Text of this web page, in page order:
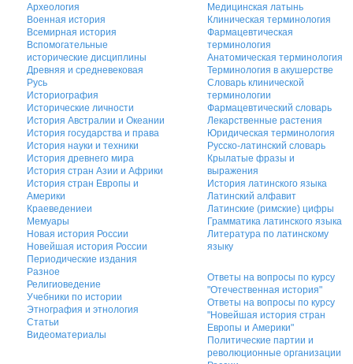
Археология
Военная история
Всемирная история
Вспомогательные
исторические дисциплины
Древняя и средневековая
Русь
Историография
Исторические личности
История Австралии и Океании
История государства и права
История науки и техники
История древнего мира
История стран Азии и Африки
История стран Европы и
Америки
Краеведениеи
Мемуары
Новая история России
Новейшая история России
Периодические издания
Разное
Религиоведение
Учебники по истории
Этнография и этнология
Статьи
Видеоматериалы
Медицинская латынь
Клиническая терминология
Фармацевтическая
терминология
Анатомическая терминология
Терминология в акушерстве
Словарь клинической
терминологии
Фармацевтический словарь
Лекарственные растения
Юридическая терминология
Русско-латинский словарь
Крылатые фразы и
выражения
История латинского языка
Латинский алфавит
Латинские (римские) цифры
Грамматика латинского языка
Литература по латинскому
языку
Ответы на вопросы по курсу
"Отечественная история"
Ответы на вопросы по курсу
"Новейшая история стран
Европы и Америки"
Политические партии и
революционные организации